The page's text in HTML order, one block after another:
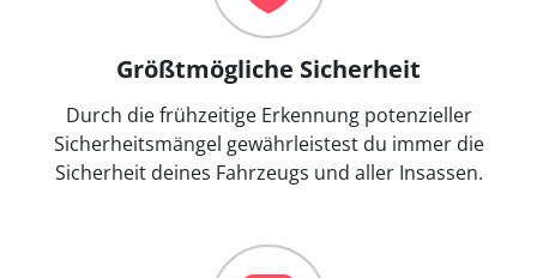
Größtmögliche Sicherheit
Durch die frühzeitige Erkennung potenzieller
Sicherheitsmängel gewährleistest du immer die
Sicherheit deines Fahrzeugs und aller Insassen.